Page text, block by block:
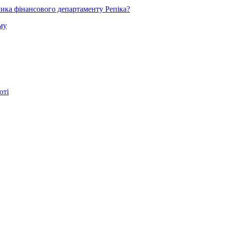
фінансового департаменту Репіка?